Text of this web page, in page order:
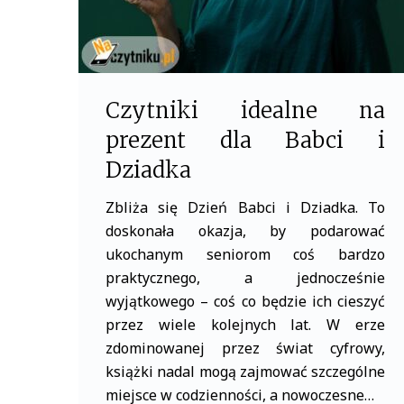
starszej
Czytniki idealne na
prezent dla Babci i
Dziadka
Zbliża się Dzień Babci i Dziadka. To
doskonała okazja, by podarować
ukochanym seniorom coś bardzo
praktycznego, a jednocześnie
wyjątkowego – coś co będzie ich cieszyć
przez wiele kolejnych lat. W erze
zdominowanej przez świat cyfrowy,
książki nadal mogą zajmować szczególne
miejsce w codzienności, a nowoczesne…